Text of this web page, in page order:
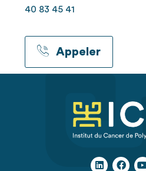
40 83 45 41
Appeler